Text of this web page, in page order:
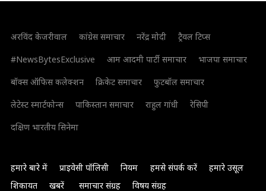
अरविंद केजरीवाल कांग्रेस समाचार नरेंद्र मोदी
ट्रैवल टिप्स
#NewsBytesExclusive
आम आदमी पार्टी समाचार
भाजपा समाचार
बॉक्स ऑफिस कलेक्शन
क्रिकेट समाचार
फुटबॉल समाचार
लेटेस्ट स्मार्टफोन्स
पाकिस्तान समाचार राहुल गांधी
रेसिपी
दक्षिण भारतीय सिनेमा
हमारे बारे में प्राइवेसी पॉलिसी नियम हमसे संपर्क करें
हमारे उसूल
शिकायत
खबरें समाचार संग्रह विषय संग्रह